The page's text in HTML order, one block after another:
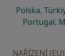
Polskase
,
Portugal,
NAŘÍZENÍ